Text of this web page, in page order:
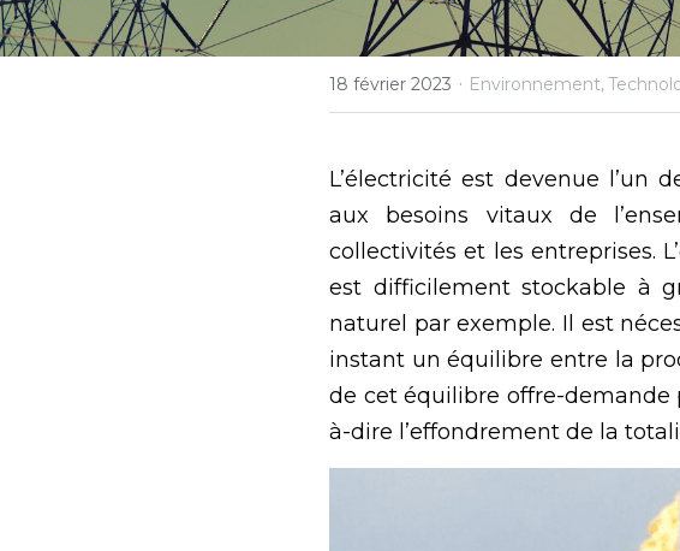
18 février 2023 · Environnement,
L’électricité est devenue l’un
aux besoins vitaux de
collectivités et les entreprises.
est difficilement stockable à
naturel par exemple. Il est
instant un équilibre entre la
de cet équilibre offre-demande
à-dire l’effondrement de la